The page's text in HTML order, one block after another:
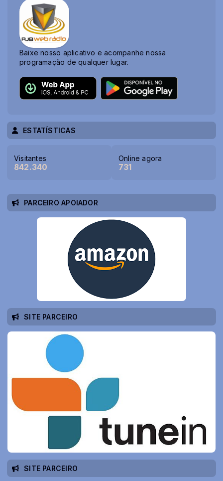
Baixe nosso aplicativo e acompanhe nossa
programação de qualquer lugar.
ESTATÍSTICAS
Visitantes
842.340
Online agora
731
PARCEIRO APOIADOR
SITE PARCEIRO
SITE PARCEIRO